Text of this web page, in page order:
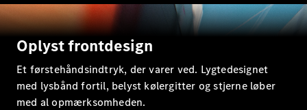
E-Klasse
Sedan
S-Klasse
Lang
Mercedes-
Maybach S-
Klasse
Oplyst frontdesign
Et førstehåndsindtryk, der varer ved. Lygtedesignet
med lysbånd fortil, belyst kølergitter og stjerne løber
med al opmærksomheden.